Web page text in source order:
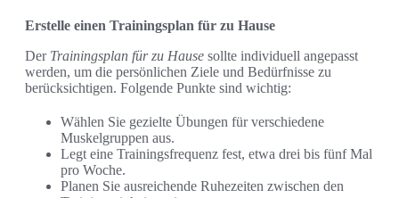
Erstelle einen Trainingsplan für zu Hause
Der Trainingsplan für zu Hause sollte individuell angepasst
werden, um die persönlichen Ziele und Bedürfnisse zu
berücksichtigen. Folgende Punkte sind wichtig:
Wählen Sie gezielte Übungen für verschiedene
Muskelgruppen aus.
Legt eine Trainingsfrequenz fest, etwa drei bis fünf Mal
pro Woche.
Planen Sie ausreichende Ruhezeiten zwischen den